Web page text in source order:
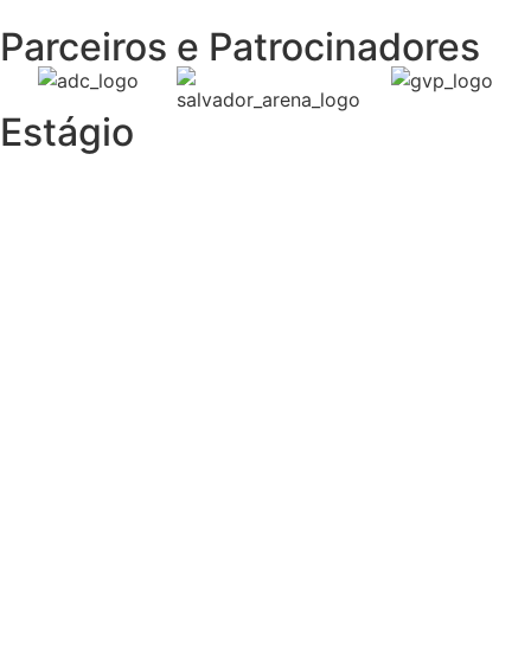
Parceiros e Patrocinadores
Estágio